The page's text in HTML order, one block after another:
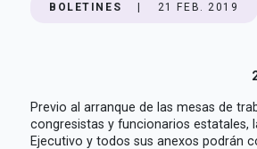
BOLETINES 21 FEB. 2019
Previo al arranque de las mesas de
congresistas y funcionarios estatales,
Ejecutivo y todos sus anexos podrán